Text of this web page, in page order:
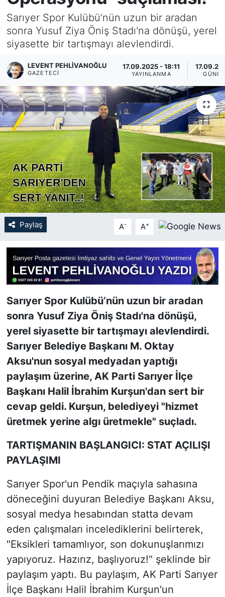
Sarıyer Spor Kulübü’nün uzun bir aradan
sonra Yusuf Ziya Öniş Stadı'na dönüşü, yerel
siyasette bir tartışmayı alevlendirdi.
LEVENT PEHLIVANOĞLU
GAZETECI
17.09.2025 - 18:11
YAYINLANMA
Paylaş A- A+
Sarıyer Spor Kulübü’nün uzun bir aradan
sonra Yusuf Ziya Öniş Stadı'na dönüşü,
yerel siyasette bir tartışmayı alevlendirdi.
Sarıyer Belediye Başkanı M. Oktay
Aksu'nun sosyal medyadan yaptığı
paylaşım üzerine, AK Parti Sarıyer İlçe
Başkanı Halil İbrahim Kurşun'dan sert bir
cevap geldi. Kurşun, belediyeyi "hizmet
üretmek yerine algı üretmekle" suçladı.
TARTIŞMANIN BAŞLANGICI: STAT AÇILIŞI
PAYLAŞIMI
Sarıyer Spor'un Pendik maçıyla sahasına
döneceğini duyuran Belediye Başkanı Aksu,
sosyal medya hesabından statta devam
eden çalışmaları incelediklerini belirterek,
"Eksikleri tamamlıyor, son dokunuşlarımızı
yapıyoruz. Hazırız, başlıyoruz!" şeklinde bir
paylaşım yaptı. Bu paylaşım, AK Parti Sarıyer
İlçe Başkanı Halil İbrahim Kurşun'un
KÖŞE YAZILARI
KÖŞE YAZILARI (Arşiv)
KÜLTÜR SANAT
MAGAZİN
RÖPORTAJ
SAĞLIK
SARIYER HABERLERİ
SARIYER İMAR BARIŞI
SEKTÖR
SİYASET
SON DAKİKA HABERİ
SPOR
TEKNOLOJİ
TÜRKİYE VE DÜNYA GÜNDEMİ
VİDEO GALERİ
YAŞAM